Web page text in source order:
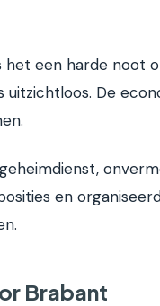
het een harde noot
De
en
Brabant